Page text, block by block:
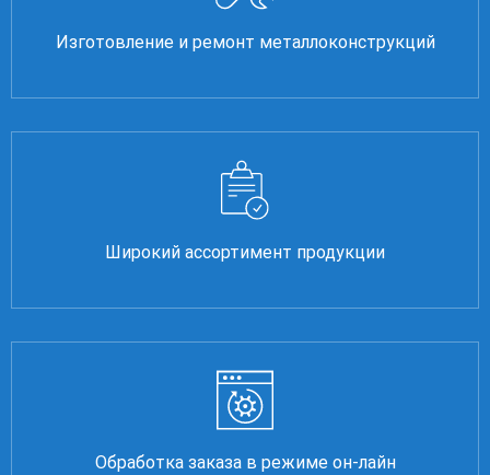
Изготовление и ремонт металлоконструкций
Широкий ассортимент продукции
Обработка заказа в режиме он-лайн